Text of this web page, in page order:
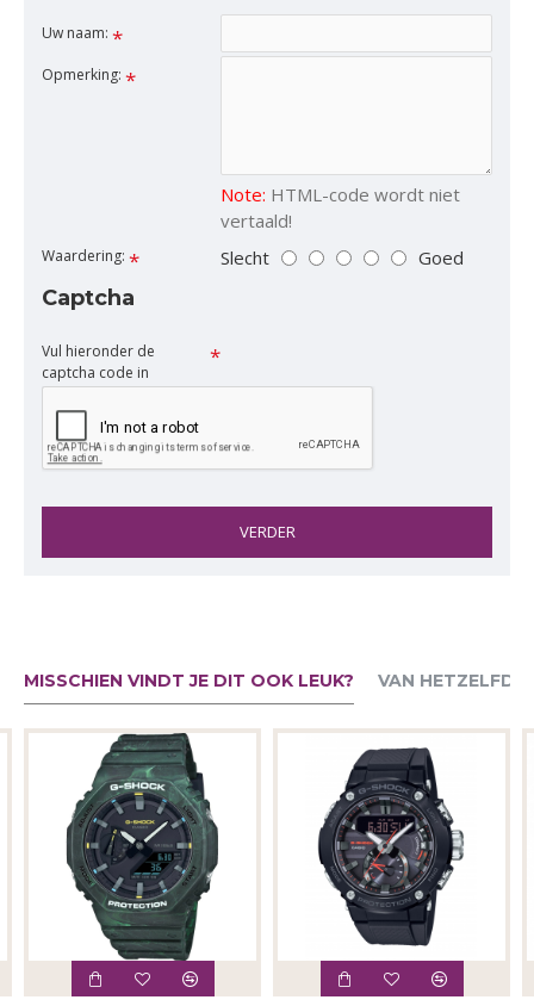
Uw naam:
Opmerking:
Note: HTML-code wordt niet
vertaald!
Waardering: Slecht Goed
Captcha
Vul hieronder de
captcha code in
VERDER
MISSCHIEN VINDT JE DIT OOK LEUK? VAN HETZELFDE